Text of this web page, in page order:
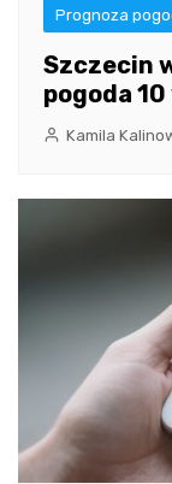
Prognoza
Szczecin
pogoda
Kamila